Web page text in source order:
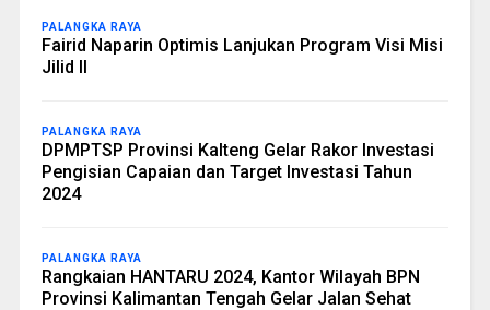
PALANGKA RAYA
Fairid Naparin Optimis Lanjukan Program Visi Misi
Jilid II
PALANGKA RAYA
DPMPTSP Provinsi Kalteng Gelar Rakor Investasi
Pengisian Capaian dan Target Investasi Tahun
2024
PALANGKA RAYA
Rangkaian HANTARU 2024, Kantor Wilayah BPN
Provinsi Kalimantan Tengah Gelar Jalan Sehat